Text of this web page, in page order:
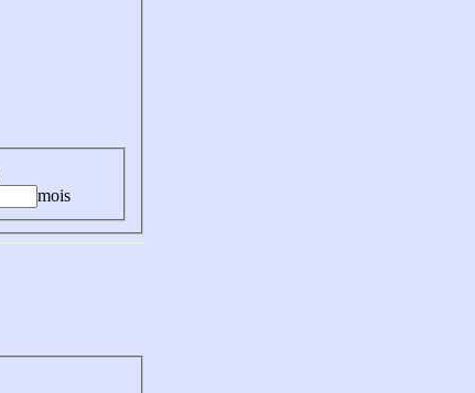
mois